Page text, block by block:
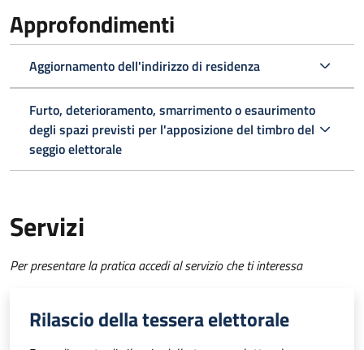
Approfondimenti
Aggiornamento dell'indirizzo di residenza
Furto, deterioramento, smarrimento o esaurimento
degli spazi previsti per l'apposizione del timbro del
seggio elettorale
Servizi
Per presentare la pratica accedi al servizio che ti interessa
Rilascio della tessera elettorale